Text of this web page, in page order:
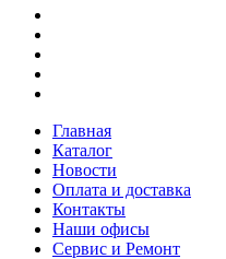
Главная
Каталог
Новости
Оплата и доставка
Контакты
Наши офисы
Сервис и Ремонт